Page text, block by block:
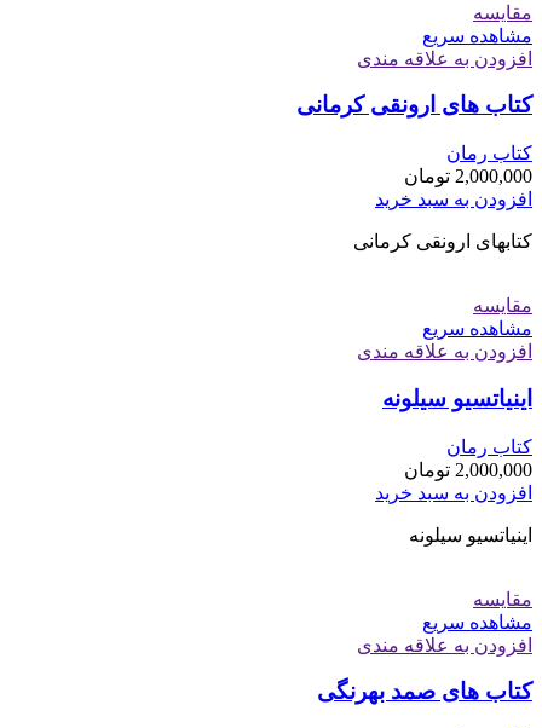
مقایسه
مشاهده سریع
افزودن به علاقه مندی
کتاب های ارونقی کرمانی
کتاب رمان
2,000,000 تومان
افزودن به سبد خرید
کتابهای ارونقی کرمانی
مقایسه
مشاهده سریع
افزودن به علاقه مندی
اینیاتسیو سیلونه
کتاب رمان
2,000,000 تومان
افزودن به سبد خرید
اینیاتسیو سیلونه
مقایسه
مشاهده سریع
افزودن به علاقه مندی
کتاب های صمد بهرنگی